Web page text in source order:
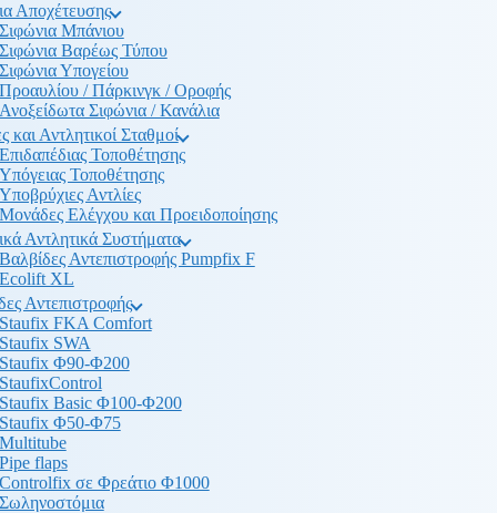
Αποχέτευσης
Σιφώνια Μπάνιου
Σιφώνια Βαρέως Τύπου
Σιφώνια Υπογείου
Προαυλίου / Πάρκινγκ / Οροφής
Ανοξείδωτα Σιφώνια / Κανάλια
και Αντλητικοί Σταθμοί
Επιδαπέδιας Τοποθέτησης
Υπόγειας Τοποθέτησης
Υποβρύχιες Αντλίες
Μονάδες Ελέγχου και Προειδοποίησης
Αντλητικά Συστήματα
Βαλβίδες Αντεπιστροφής Pumpfix F
Ecolift XL
Αντεπιστροφής
Staufix FKA Comfort
Staufix SWA
Staufix Φ90-Φ200
StaufixControl
Staufix Basic Φ100-Φ200
Staufix Φ50-Φ75
Multitube
Pipe flaps
Controlfix σε Φρεάτιο Φ1000
Σωληνοστόμια